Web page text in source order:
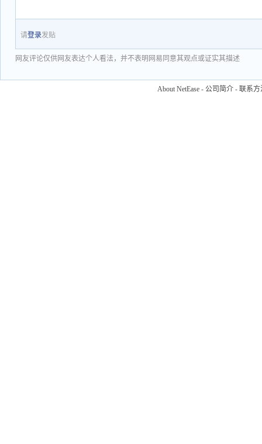
请登录发贴
网友评论仅供网友表达个人看法，并不表明网易同意其观点或证实其描述
About NetEase - 公司简介 - 联系方